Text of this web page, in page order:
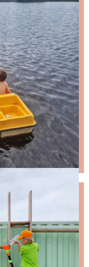
stuur ik je
leuke mail.
op de knop: